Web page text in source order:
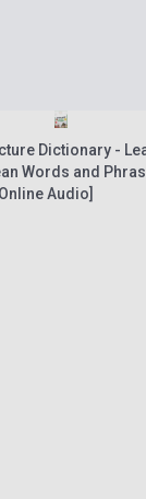
Dictionary -
Words and
Audio]